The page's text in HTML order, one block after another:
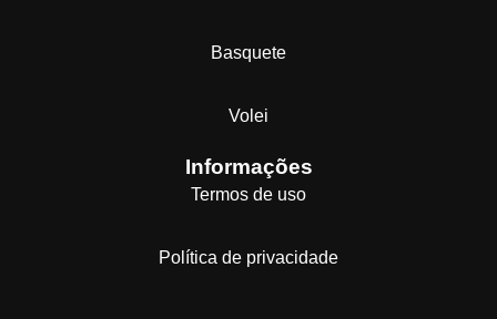
Basquete
Volei
Informações
Termos de uso
Política de privacidade